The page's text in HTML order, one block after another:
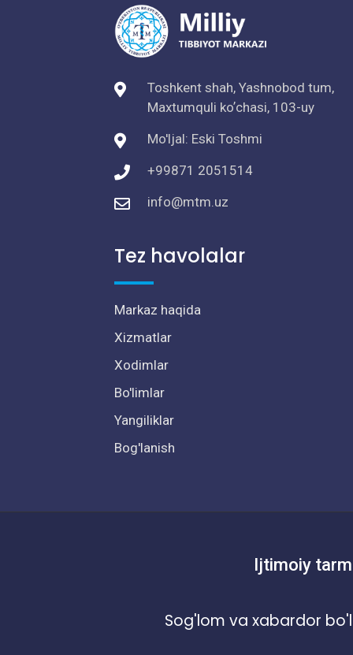
Toshkent shah, Yashnobod tum,
Maxtumquli koʼchasi, 103-uy
Mo'ljal: Eski Toshmi
+99871 2051514
info@mtm.uz
Tez havolalar
Markaz haqida
Xizmatlar
Xodimlar
Bo'limlar
Yangiliklar
Bog'lanish
Ijtimoiy
Sog'lom va xabardor